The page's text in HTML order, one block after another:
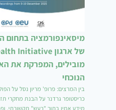
מיסאינפורמציה בתחום
מובילים, המפרקת את
הנוכחי
בין המרצים: פרופ' מריון נסל על
כריסטופר גרדנר על הבנת מחקרי
מידע אמין בתוך "רעש" תקשורתי,